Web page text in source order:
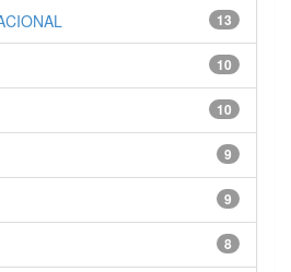
13
10
10
9
9
8